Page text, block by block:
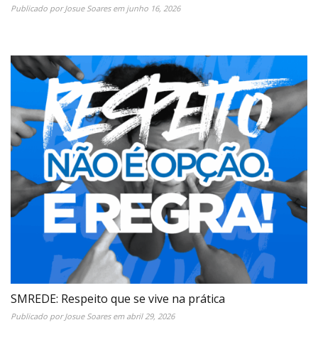
Publicado porJosue Soaresem junho 16, 2026
SMREDE: Respeito que se vive na prática
Publicado porJosue Soaresem abril 29, 2026